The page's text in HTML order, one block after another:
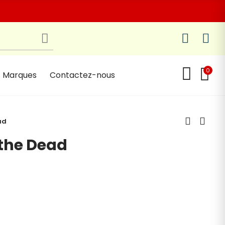
Marques Contactez-nous 0
Dead